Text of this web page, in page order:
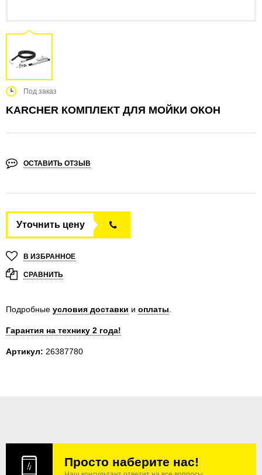
Под заказ
KARCHER КОМПЛЕКТ ДЛЯ МОЙКИ ОКОН
ОСТАВИТЬ ОТЗЫВ
Уточнить цену
В ИЗБРАННОЕ
СРАВНИТЬ
Подробные условия доставки и оплаты
Гарантия на технику 2 года!
Артикул: 26387780
Просто наберите нас!